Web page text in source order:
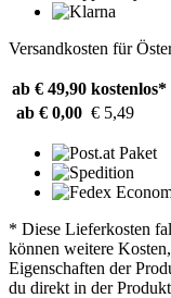
Versandkosten für
ab € 49,90 kostenlos*
ab € 0,00 € 5,49
* Diese Lieferkosten
können weitere
Eigenschaften der
du direkt in der